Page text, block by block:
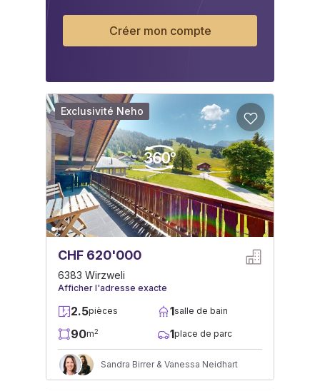
Créer mon compte
CHF 620'000
6383 Wirzweli
Afficher l'adresse exacte
2.5pièces 1salle de bain
90m2 1place de parc
Sandra Birrer & Vanessa Neidhart
Exclusivité Neho